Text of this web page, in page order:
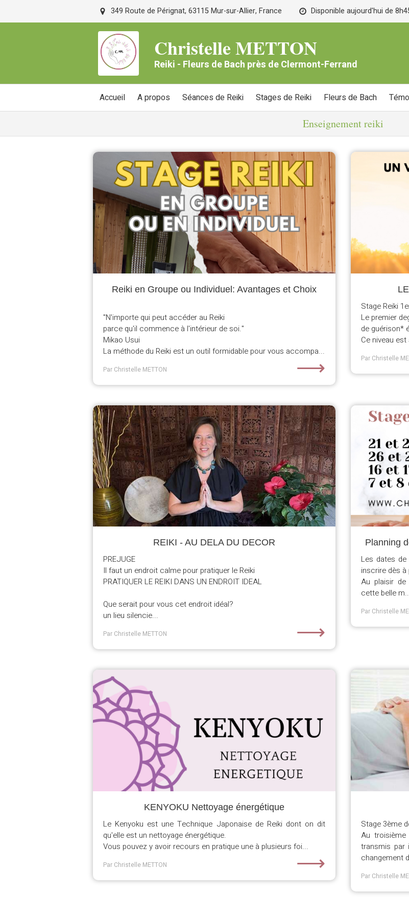
349 Route de Pérignat, 63115 Mur-sur-Allier, France Disponible aujourd'hui de
Christelle METTON
Reiki - Fleurs de Bach près de Clermont-Ferrand
Accueil A propos Séances de Reiki Stages de Reiki Fleurs de Bach
Enseignement reiki
Reiki en Groupe ou Individuel: Avantages et Choix
"N'importe qui peut accéder au Reiki
parce qu'il commence à l'intérieur de soi."
Mikao Usui
La méthode du Reiki est un outil formidable pour vous accompa...
Par Christelle METTON ⟶
Stage Reiki
Le premier
de guérison*
Ce niveau
Par Christelle
REIKI - AU DELA DU DECOR
PREJUGE
Il faut un endroit calme pour pratiquer le Reiki
PRATIQUER LE REIKI DANS UN ENDROIT IDEAL
Que serait pour vous cet endroit idéal?
un lieu silencie...
Par Christelle METTON ⟶
Planning
Les dates
inscrire dès à
Au plaisir
cette belle
Par Christelle
KENYOKU Nettoyage énergétique
Le Kenyoku est une Technique Japonaise de Reiki dont on dit
qu'elle est un nettoyage énergétique.
Vous pouvez y avoir recours en pratique une à plusieurs foi...
Par Christelle METTON ⟶
Stage 3ème
Au troisième
transmis par
changement
Par Christelle